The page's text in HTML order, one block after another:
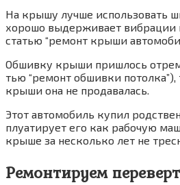
На кры­шу луч­ше исполь­зо­вать
хоро­шо выдер­жи­ва­ет виб­ра­ции
ста­тью “ремонт кры­ши
Обшив­ку кры­ши при­шлось
тью “ремонт обшив­ки потол­ка”),
кры­ши она не продавалась.
Этот авто­мо­биль купил
плу­а­ти­ру­ет его как рабо­чую
кры­ше за несколь­ко лет не
Ремонтируем